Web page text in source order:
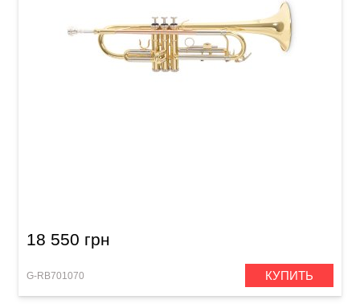
18 550 грн
G-RB701070 КУПИТЬ